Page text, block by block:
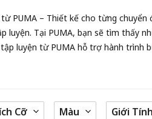
từ PUMA – Thiết kế cho từng
luyện. Tại PUMA, bạn sẽ tìm thấy
tập luyện từ PUMA hỗ trợ hành trình
Cỡ Màu Giới Tính